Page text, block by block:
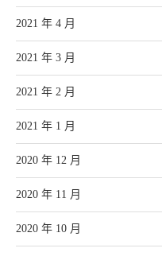
2021 年 4 月
2021 年 3 月
2021 年 2 月
2021 年 1 月
2020 年 12 月
2020 年 11 月
2020 年 10 月